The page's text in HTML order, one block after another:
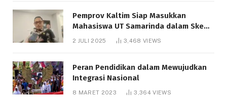
Pemprov Kaltim Siap Masukkan
Mahasiswa UT Samarinda dalam Skema
Bantuan Pendidikan Gratispol
2 JULI 2025 3,468 VIEWS
Peran Pendidikan dalam Mewujudkan
Integrasi Nasional
8 MARET 2023 3,364VIEWS